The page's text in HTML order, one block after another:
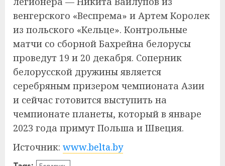
венгерского «Веспрема» и Артем Королек
из польского «Кельце». Контрольные
матчи со сборной Бахрейна белорусы
проведут 19 и 20 декабря. Соперник
белорусской дружины является
серебряным призером чемпионата Азии
и сейчас готовится выступить на
чемпионате планеты, который в январе
2023 года примут Польша и Швеция.
Источник: www.belta.by